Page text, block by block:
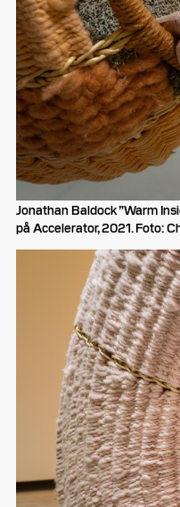
Jonathan Baldock ”Warm
på Accelerator, 2021. Foto: